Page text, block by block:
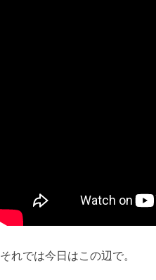
それでは今日はこの辺で。